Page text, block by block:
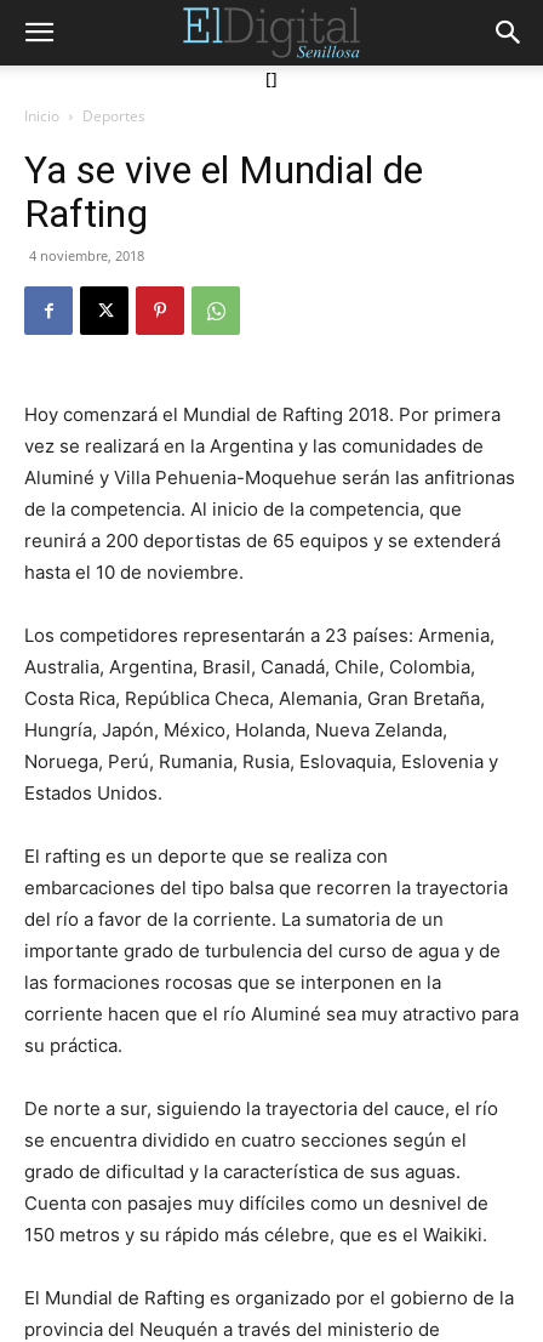
[]
Inicio Deportes
Ya se vive el Mundial de
Rafting
4 noviembre, 2018
Hoy comenzará el Mundial de Rafting 2018. Por primera
vez se realizará en la Argentina y las comunidades de
Aluminé y Villa Pehuenia-Moquehue serán las anfitrionas
de la competencia. Al inicio de la competencia, que
reunirá a 200 deportistas de 65 equipos y se extenderá
hasta el 10 de noviembre.
Los competidores representarán a 23 países: Armenia,
Australia, Argentina, Brasil, Canadá, Chile, Colombia,
Costa Rica, República Checa, Alemania, Gran Bretaña,
Hungría, Japón, México, Holanda, Nueva Zelanda,
Noruega, Perú, Rumania, Rusia, Eslovaquia, Eslovenia y
Estados Unidos.
El rafting es un deporte que se realiza con
embarcaciones del tipo balsa que recorren la trayectoria
del río a favor de la corriente. La sumatoria de un
importante grado de turbulencia del curso de agua y de
las formaciones rocosas que se interponen en la
corriente hacen que el río Aluminé sea muy atractivo para
su práctica.
De norte a sur, siguiendo la trayectoria del cauce, el río
se encuentra dividido en cuatro secciones según el
grado de dificultad y la característica de sus aguas.
Cuenta con pasajes muy difíciles como un desnivel de
150 metros y su rápido más célebre, que es el Waikiki.
El Mundial de Rafting es organizado por el gobierno de la
provincia del Neuquén a través del ministerio de